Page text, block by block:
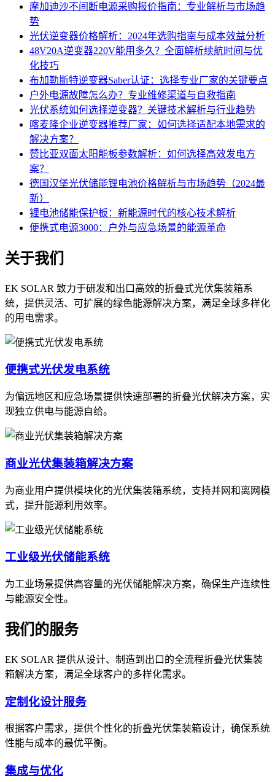
摩加迪沙不间断电源采购报价指南：专业解析与市场趋
势
光伏逆变器价格解析：2024年选购指南与成本效益分析
48V20A逆变器220V能用多久？全面解析续航时间与优
化技巧
布加勒斯特逆变器Saber认证：选择专业厂家的关键要点
户外电源故障怎么办？专业维修渠道与自救指南
光伏系统如何选择逆变器？关键技术解析与行业趋势
喀麦隆企业逆变器推荐厂家：如何选择适配本地需求的
解决方案？
赞比亚双面太阳能板参数解析：如何选择高效发电方
案？
德国汉堡光伏储能锂电池价格解析与市场趋势（2024最
新）
锂电池储能保护板：新能源时代的核心技术解析
便携式电源3000：户外与应急场景的能源革命
关于我们
EK SOLAR 致力于研发和出口高效的折叠式光伏集装箱系
统，提供灵活、可扩展的绿色能源解决方案，满足全球多样化
的用电需求。
便携式光伏发电系统
为偏远地区和应急场景提供快速部署的折叠光伏解决方案，实
现独立供电与能源自给。
商业光伏集装箱解决方案
为商业用户提供模块化的光伏集装箱系统，支持并网和离网模
式，提升能源利用效率。
工业级光伏储能系统
为工业场景提供高容量的光伏储能解决方案，确保生产连续性
与能源安全性。
我们的服务
EK SOLAR 提供从设计、制造到出口的全流程折叠光伏集装
箱解决方案，满足全球客户的多样化需求。
定制化设计服务
根据客户需求，提供个性化的折叠光伏集装箱设计，确保系统
性能与成本的最优平衡。
集成与优化